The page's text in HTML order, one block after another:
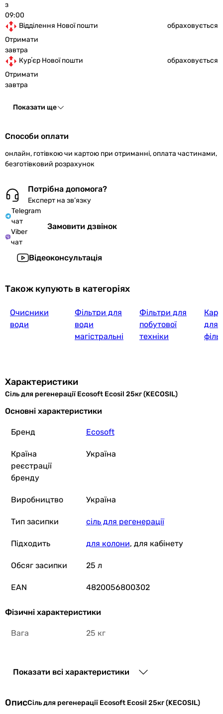
з
09:00
Відділення Нової пошти
обраховується
Отримати
завтра
Курʼєр Нової пошти
обраховується
Отримати
завтра
Показати ще
Способи оплати
онлайн, готівкою чи картою при отриманні, оплата частинами,
безготівковий розрахунок
Потрібна допомога?
Експерт на зв’язку
Telegram
чат
Viber
чат
Замовити дзвінок
Відеоконсультація
Також купують в категоріях
Очисники
води
Фільтри для
води
магістральні
Фільтри для
побутової
техніки
для
Характеристики
Сіль для регенерації Ecosoft Ecosil 25кг (KECOSIL)
Основні характеристики
Бренд Ecosoft
Країна
реєстрації
бренду
Україна
Виробництво Україна
Тип засипки сіль для регенерації
Підходить для колони, для кабінету
Обсяг засипки 25 л
EAN 4820056800302
Фізичні характеристики
Вага 25 кг
350 мм
Показати всі характеристики
ОписСіль для регенерації Ecosoft Ecosil 25кг (KECOSIL)